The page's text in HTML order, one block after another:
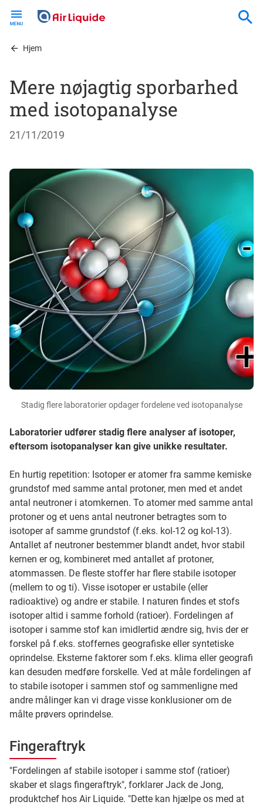
contentHjem
Mere nøjagtig sporbarhed
med isotopanalyse
21/11/2019
Stadig flere laboratorier opdager fordelene ved isotopanalyse
Laboratorier udfører stadig flere analyser af isotoper,
eftersom isotopanalyser kan give unikke resultater.
En hurtig repetition: Isotoper er atomer fra samme kemiske
grundstof med samme antal protoner, men med et andet
antal neutroner i atomkernen. To atomer med samme antal
protoner og et uens antal neutroner betragtes som to
isotoper af samme grundstof (f.eks. kol-12 og kol-13).
Antallet af neutroner bestemmer blandt andet, hvor stabil
kernen er og, kombineret med antallet af protoner,
atommassen. De fleste stoffer har flere stabile isotoper
(mellem to og ti). Visse isotoper er ustabile (eller
radioaktive) og andre er stabile. I naturen findes et stofs
isotoper altid i samme forhold (ratioer). Fordelingen af
isotoper i samme stof kan imidlertid ændre sig, hvis der er
forskel på f.eks. stoffernes geografiske eller syntetiske
oprindelse. Eksterne faktorer som f.eks. klima eller geografi
kan desuden medføre forskelle. Ved at måle fordelingen af
to stabile isotoper i sammen stof og sammenligne med
andre målinger kan vi drage visse konklusioner om de
målte prøvers oprindelse.
Fingeraftryk
"Fordelingen af stabile isotoper i samme stof (ratioer)
skaber et slags fingeraftryk", forklarer Jack de Jong,
produktchef hos Air Liquide. "Dette kan hjælpe os med at